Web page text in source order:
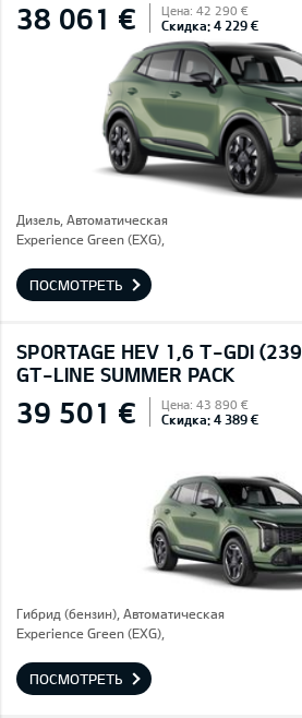
38 061 € Цена: 42 290 €
Скидка: 4 229 €
Дизель, Автоматическая
Experience Green (EXG),
ПОСМОТРЕТЬ
SPORTAGE HEV 1,6 T-GDI
GT-LINE SUMMER PACK
39 501 € Цена: 43 890 €
Скидка: 4 389 €
Гибрид (бензин), Автоматическая
Experience Green (EXG),
ПОСМОТРЕТЬ